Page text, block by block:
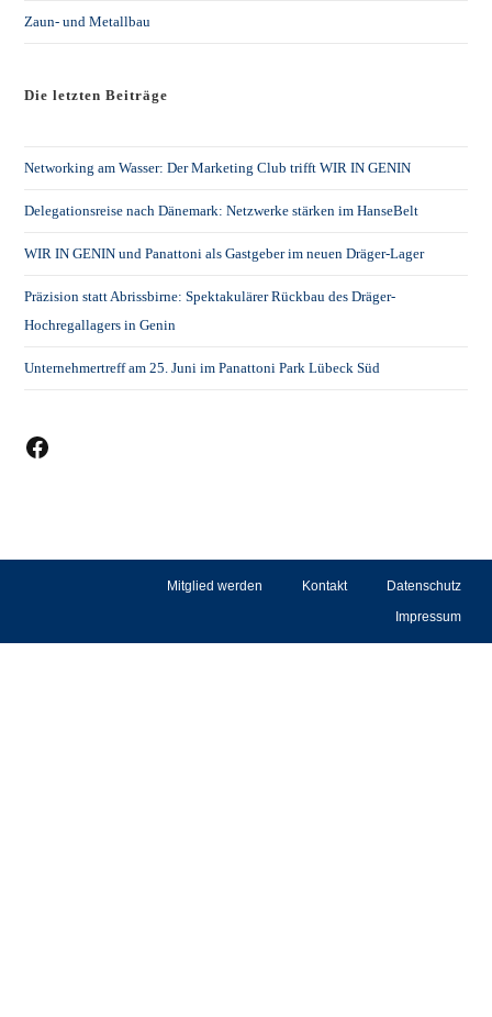
Zaun- und Metallbau
Die letzten Beiträge
Networking am Wasser: Der Marketing Club trifft WIR IN GENIN
Delegationsreise nach Dänemark: Netzwerke stärken im HanseBelt
WIR IN GENIN und Panattoni als Gastgeber im neuen Dräger-Lager
Präzision statt Abrissbirne: Spektakulärer Rückbau des Dräger-
Hochregallagers in Genin
Unternehmertreff am 25. Juni im Panattoni Park Lübeck Süd
Mitglied werden Kontakt
Datenschutz
Impressum